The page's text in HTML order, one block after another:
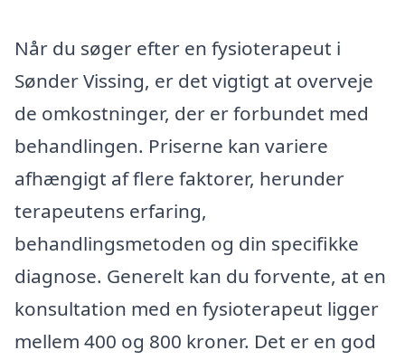
Når du søger efter en fysioterapeut i
Sønder Vissing, er det vigtigt at overveje
de omkostninger, der er forbundet med
behandlingen. Priserne kan variere
afhængigt af flere faktorer, herunder
terapeutens erfaring,
behandlingsmetoden og din specifikke
diagnose. Generelt kan du forvente, at en
konsultation med en fysioterapeut ligger
mellem 400 og 800 kroner. Det er en god